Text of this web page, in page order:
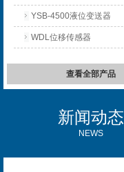
YSB-4500液位变送器
WDL位移传感器
查看全部产品
新闻动态
NEWS